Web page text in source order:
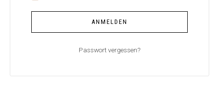
ANMELDEN
Passwort vergessen?